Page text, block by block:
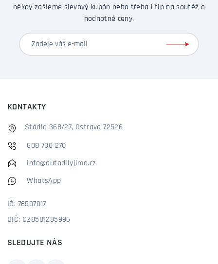
někdy zašleme slevový kupón nebo třeba i tip na soutěž o
hodnotné ceny.
KONTAKTY
Stádlo 368/27, Ostrava 72526
608 730 270
info@autodilyjimo.cz
WhatsApp
IČ: 76507017
DIČ: CZ8501235996
SLEDUJTE NÁS